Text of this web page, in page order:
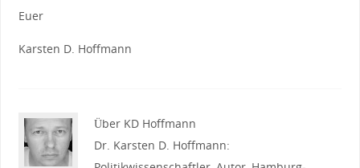
Euer
Karsten D. Hoffmann
Über KD Hoffmann
Dr. Karsten D. Hoffmann: